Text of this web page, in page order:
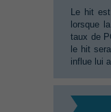
Le hit
lorsque
taux de
le hit
influe lui